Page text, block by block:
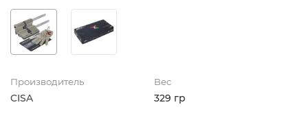
Производитель
CISA
Вес
329 гр